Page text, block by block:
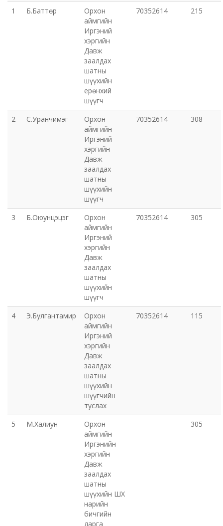
Цагдаагийн газар
Шүүх шинжилгээний хэлтэс
Шүүхийн шийдвэр гүйцэтгэх газар-437 дугаар
Эрүүл мэндийн газар
Авто тээврийн төв
Мал эмнэлгийн газар
Хүнс, хөдөө аж ахуйн газар
Баян-Өндөр сумын ЗДТГ
Жаргалант сумын ЗДТГ
Орхон аймгийн Иргэний хэргийн давж заалдах
Орхон аймгийн Эрүүгийн хэргийн давж заалдах
Орхон аймаг дахь Захиргааны хэргийн анхан
Орхон аймаг дахь Сум дундын эрүүгийн хэргийн
Хүүхэд залуучуудын театр
Цэцэрлэгжүүлэлт ногоон байгууламжийн газар
Эрдэнэтийн ДЦС ТӨХК
Сум дундын ойн анги
1 Б.Баттөр
Орхон
аймгийн
Иргэний
хэргийн
Давж
заалдах
шатны
шүүхийн
ерөнхий
шүүгч
70352614 215
2 С.Уранчимэг
Орхон
аймгийн
Иргэний
хэргийн
Давж
заалдах
шатны
шүүхийн
шүүгч
70352614 308
3 Б.Оюунцэцэг
Орхон
аймгийн
Иргэний
хэргийн
Давж
заалдах
шатны
шүүхийн
шүүгч
70352614 305
4 Э.Булгантамир
Орхон
аймгийн
Иргэний
хэргийн
Давж
заалдах
шатны
шүүхийн
шүүгчийн
туслах
70352614 115
5 М.Халиун
Орхон
аймгийн
Иргэнийн
хэргийн
Давж
заалдах
шатны
шүүхийн ШХ
нарийн
бичгийн
дарга
305